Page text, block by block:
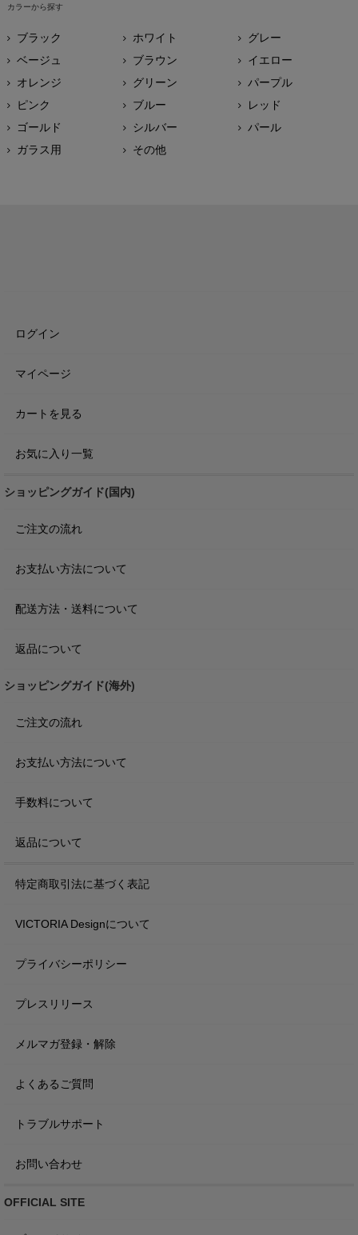
カラーから探す
ブラック ホワイト
グレー
ベージュ
ブラウン
イエロー
オレンジ
グリーン
パープル
ピンク
ブルー
レッド
ゴールド
シルバー
パール
ガラス用
その他
ログイン
マイページ
カートを見る
お気に入り一覧
ショッピングガイド(国内)
ご注文の流れ
お支払い方法について
配送方法・送料について
返品について
ショッピングガイド(海外)
ご注文の流れ
お支払い方法について
手数料について
返品について
特定商取引法に基づく表記
VICTORIA Designについて
プライバシーポリシー
プレスリリース
メルマガ登録・解除
よくあるご質問
トラブルサポート
お問い合わせ
OFFICIAL SITE